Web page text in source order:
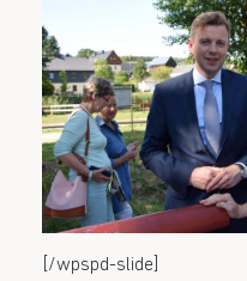
[/wpspd-slide]